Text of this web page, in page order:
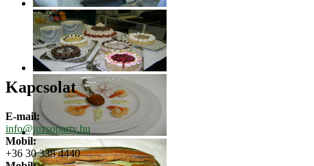
Kapcsolat
E-mail:
info@juzsoparty.hu
Mobil:
+36 30 338 4440